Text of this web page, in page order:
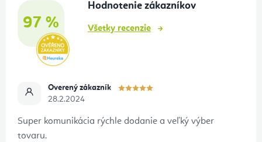
97 %
Hodnotenie zákazníkov
Všetky recenzie
Overený zákazník
28.2.2024
Super komunikácia rýchle dodanie a veľký výber
tovaru.